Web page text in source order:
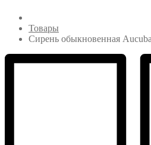
Товары
Сирень обыкновенная